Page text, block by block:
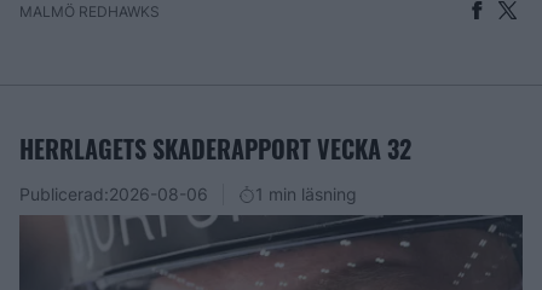
MALMÖ REDHAWKS
HERRLAGETS SKADERAPPORT VECKA 32
Publicerad:2026-08-06 1 min läsning